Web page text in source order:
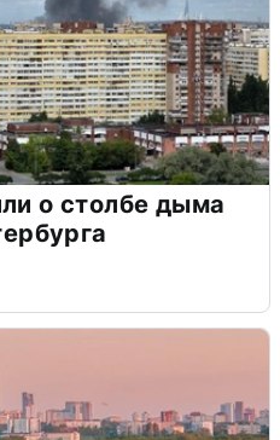
о столбе дыма